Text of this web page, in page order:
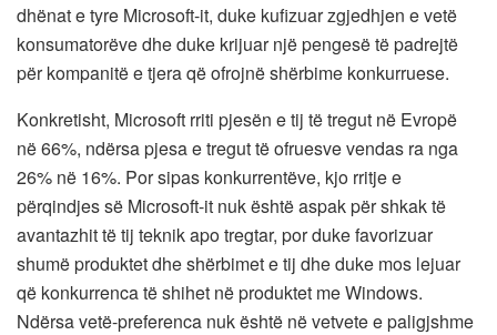
dhënat e tyre Microsoft-it, duke kufizuar zgjedhjen e vetë
konsumatorëve dhe duke krijuar një pengesë të padrejtë
për kompanitë e tjera që ofrojnë shërbime konkurruese.
Konkretisht, Microsoft rriti pjesën e tij të tregut në Evropë
në 66%, ndërsa pjesa e tregut të ofruesve vendas ra nga
26% në 16%. Por sipas konkurrentëve, kjo rritje e
përqindjes së Microsoft-it nuk është aspak për shkak të
avantazhit të tij teknik apo tregtar, por duke favorizuar
shumë produktet dhe shërbimet e tij dhe duke mos lejuar
që konkurrenca të shihet në produktet me Windows.
Ndërsa vetë-preferenca nuk është në vetvete e paligjshme